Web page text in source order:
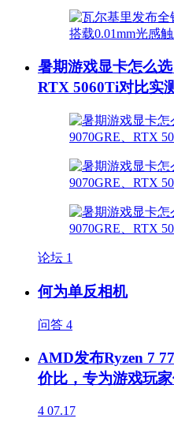
暑期游戏显卡怎么
RTX 5060Ti对比实
论坛 1
何为单反相机
问答 4
AMD发布Ryzen 7
价比，专为游戏玩
4 07.17